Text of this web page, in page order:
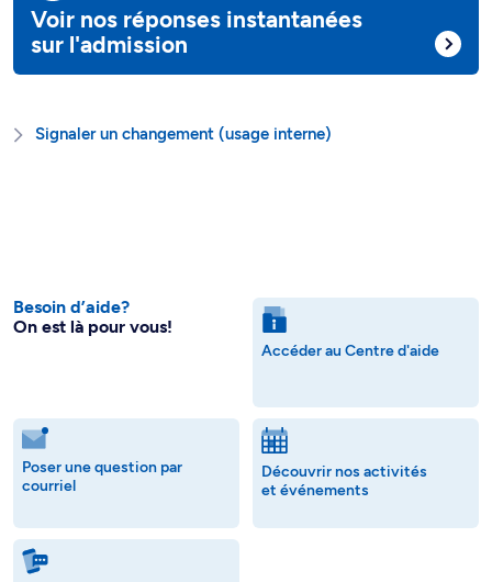
Voir nos réponses instantanées
sur l'admission
Signaler un changement (usage interne)
Besoin d’aide?
On est là pour vous!
Accéder au Centre d'aide
Poser une question par
courriel
Découvrir nos activités
et événements